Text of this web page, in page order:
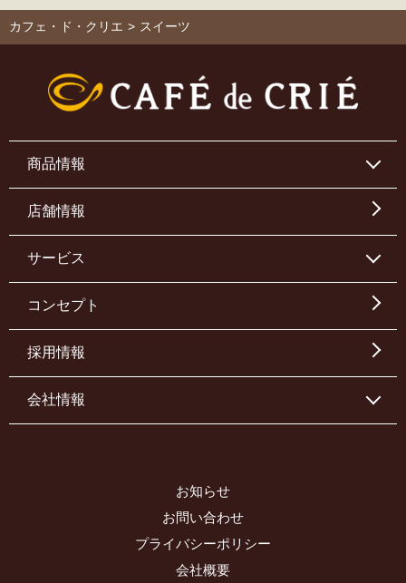
カフェ・ド・クリエ > スイーツ
商品情報
店舗情報
サービス
コンセプト
採用情報
会社情報
お知らせ
お問い合わせ
プライバシーポリシー
会社概要